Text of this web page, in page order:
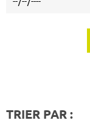
TRIER PAR :